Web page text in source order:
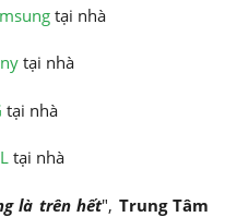
tại nhà
tại nhà
tại nhà
tại nhà
là trên hết", Trung Tâm